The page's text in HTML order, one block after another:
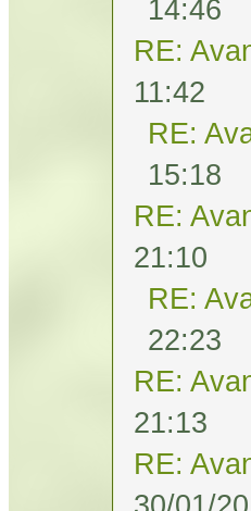
14:46
RE:
11:42
RE:
15:18
RE:
21:10
RE:
22:23
RE:
21:13
RE: